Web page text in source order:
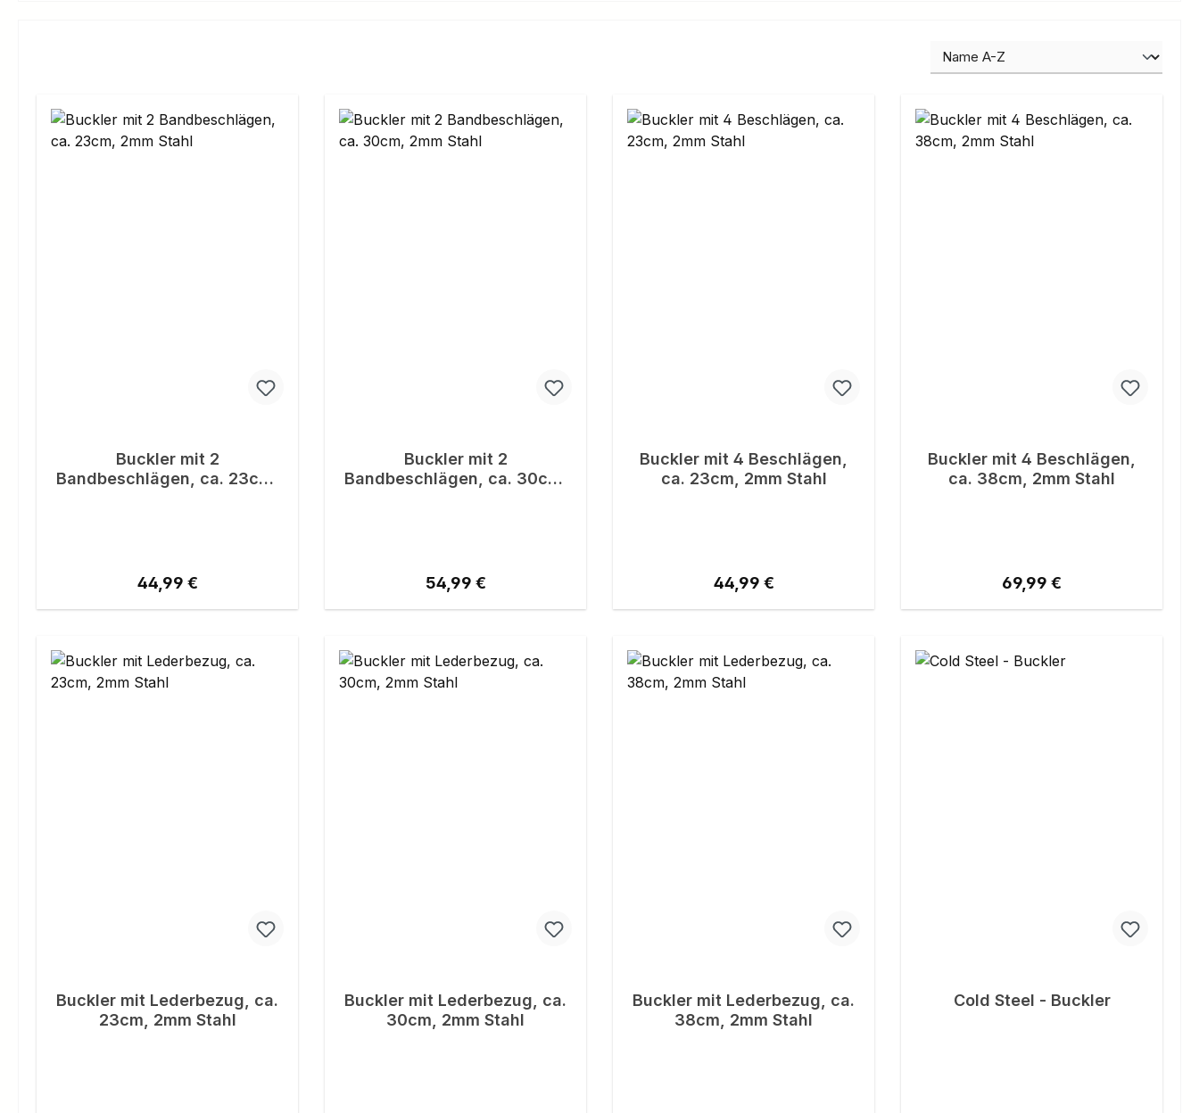
Buckler mit 2
Bandbeschlägen, ca. 23cm,
Regulärer Preis:
44,99 €
Buckler mit 2
Bandbeschlägen, ca. 30cm,
Regulärer Preis:
54,99 €
Buckler mit 4 Beschlägen,
ca. 23cm, 2mm Stahl
Regulärer Preis:
44,99 €
Buckler mit 4 Beschlägen,
ca. 38cm, 2mm Stahl
Regulärer Preis:
69,99 €
Buckler mit Lederbezug, ca.
23cm, 2mm Stahl
Buckler mit Lederbezug, ca.
30cm, 2mm Stahl
Buckler mit Lederbezug, ca.
38cm, 2mm Stahl
Cold Steel - Buckler